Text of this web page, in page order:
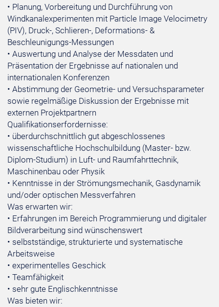
• Planung, Vorbereitung und Durchführung von
Windkanalexperimenten mit Particle Image Velocimetry
(PIV), Druck-, Schlieren-, Deformations- &
Beschleunigungs-Messungen
• Auswertung und Analyse der Messdaten und
Präsentation der Ergebnisse auf nationalen und
internationalen Konferenzen
• Abstimmung der Geometrie- und Versuchsparameter
sowie regelmäßige Diskussion der Ergebnisse mit
externen Projektpartnern
Qualifikationserfordernisse:
• überdurchschnittlich gut abgeschlossenes
wissenschaftliche Hochschulbildung (Master- bzw.
Diplom-Studium) in Luft- und Raumfahrttechnik,
Maschinenbau oder Physik
• Kenntnisse in der Strömungsmechanik, Gasdynamik
und/oder optischen Messverfahren
Was erwarten wir:
• Erfahrungen im Bereich Programmierung und digitaler
Bildverarbeitung sind wünschenswert
• selbstständige, strukturierte und systematische
Arbeitsweise
• experimentelles Geschick
• Teamfähigkeit
• sehr gute Englischkenntnisse
Was bieten wir: